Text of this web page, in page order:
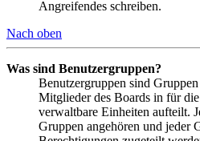
Angreifendes schreiben.
Nach oben
Was sind Benutzergruppen?
Benutzergruppen sind
Mitglieder des Boards in für
verwaltbare Einheiten aufteilt.
Gruppen angehören und jeder